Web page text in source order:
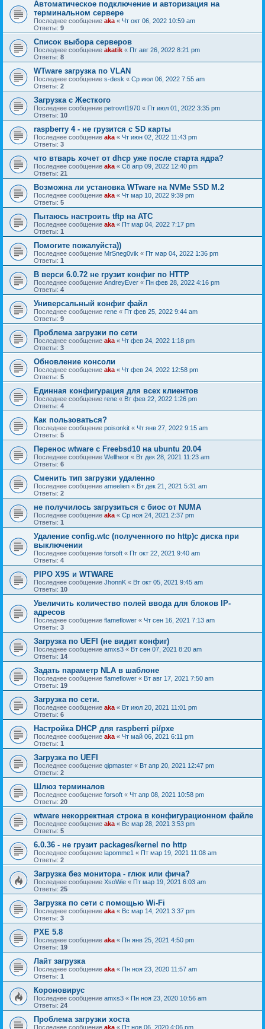
Автоматическое подключение и авторизация на
терминальном сервере
Последнее сообщение aka « Чт окт 06, 2022 10:59 am
Ответы: 9
Список выбора серверов
Последнее сообщение akatik « Пт авг 26, 2022 8:21 pm
Ответы: 8
WTware загрузка по VLAN
Последнее сообщение s-desk « Ср июл 06, 2022 7:55 am
Ответы: 2
Загрузка с Жесткого
Последнее сообщение petrovrl1970 « Пт июл 01, 2022 3:35 pm
Ответы: 10
raspberry 4 - не грузится с SD карты
Последнее сообщение aka « Чт июн 02, 2022 11:43 pm
Ответы: 3
что втварь хочет от dhcp уже после старта ядра?
Последнее сообщение aka « Сб апр 09, 2022 12:40 pm
Ответы: 21
Возможна ли установка WTware на NVMe SSD M.2
Последнее сообщение aka « Чт мар 10, 2022 9:39 pm
Ответы: 5
Пытаюсь настроить tftp на АТС
Последнее сообщение aka « Пт мар 04, 2022 7:17 pm
Ответы: 1
Помогите пожалуйста))
Последнее сообщение MrSneg0vik « Пт мар 04, 2022 1:36 pm
Ответы: 1
В верси 6.0.72 не грузит конфиг по HTTP
Последнее сообщение AndreyEver « Пн фев 28, 2022 4:16 pm
Ответы: 4
Универсальный конфиг файл
Последнее сообщение rene « Пт фев 25, 2022 9:44 am
Ответы: 9
Проблема загрузки по сети
Последнее сообщение aka « Чт фев 24, 2022 1:18 pm
Ответы: 3
Обновление консоли
Последнее сообщение aka « Чт фев 24, 2022 12:58 pm
Ответы: 5
Единная конфигурация для всех клиентов
Последнее сообщение rene « Вт фев 22, 2022 1:26 pm
Ответы: 4
Как пользоваться?
Последнее сообщение poisonkit « Чт янв 27, 2022 9:15 am
Ответы: 5
Перенос wtware с Freebsd10 на ubuntu 20.04
Последнее сообщение Wellheor « Вт дек 28, 2021 11:23 am
Ответы: 6
Сменить тип загрузки удаленно
Последнее сообщение ameelien « Вт дек 21, 2021 5:31 am
Ответы: 2
не получилось загрузиться с биос от NUMA
Последнее сообщение aka « Ср ноя 24, 2021 2:37 pm
Ответы: 1
Удаление config.wtc (полученного по http)с диска при
выключении
Последнее сообщение forsoft « Пт окт 22, 2021 9:40 am
Ответы: 4
PIPO X9S и WTWARE
Последнее сообщение JhonnK « Вт окт 05, 2021 9:45 am
Ответы: 10
Увеличить количество полей ввода для блоков IP-
адресов
Последнее сообщение flameflower « Чт сен 16, 2021 7:13 am
Ответы: 3
Загрузка по UEFI (не видит конфиг)
Последнее сообщение amxs3 « Вт сен 07, 2021 8:20 am
Ответы: 14
Задать параметр NLA в шаблоне
Последнее сообщение flameflower « Вт авг 17, 2021 7:50 am
Ответы: 19
Загрузка по сети.
Последнее сообщение aka « Вт июл 20, 2021 11:01 pm
Ответы: 6
Настройка DHCP для raspberri pi/pxe
Последнее сообщение aka « Чт май 06, 2021 6:11 pm
Ответы: 1
Загрузка по UEFI
Последнее сообщение qipmaster « Вт апр 20, 2021 12:47 pm
Ответы: 2
Шлюз терминалов
Последнее сообщение forsoft « Чт апр 08, 2021 10:58 pm
Ответы: 20
wtware некорректная строка в конфигурационном файле
Последнее сообщение aka « Вс мар 28, 2021 3:53 pm
Ответы: 5
6.0.36 - не грузит packages/kernel по http
Последнее сообщение lapomme1 « Пт мар 19, 2021 11:08 am
Ответы: 2
Загрузка без монитора - глюк или фича?
Последнее сообщение XsoWie « Пт мар 19, 2021 6:03 am
Ответы: 25
Загрузка по сети с помощью Wi-Fi
Последнее сообщение aka « Вс мар 14, 2021 3:37 pm
Ответы: 3
PXE 5.8
Последнее сообщение aka « Пн янв 25, 2021 4:50 pm
Ответы: 19
Лайт загрузка
Последнее сообщение aka « Пн ноя 23, 2020 11:57 am
Ответы: 1
Короновирус
Последнее сообщение amxs3 « Пн ноя 23, 2020 10:56 am
Ответы: 24
Проблема загрузки хоста
Последнее сообщение aka « Пт ноя 06, 2020 4:06 pm